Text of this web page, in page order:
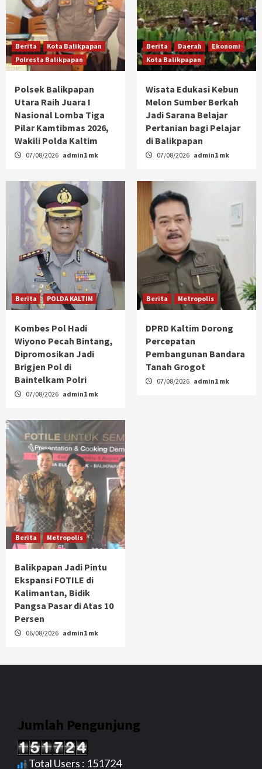
Berita
Kota Balikpapan
Polresta Balikpapan
Polsek Balikpapan
Utara Raih Juara I
Nasional Lomba Tiga
Pilar Kamtibmas 2026,
Wakili Polda Kaltim
07/08/2026 admin1 mk
Berita Daerah
Ekonomi
Kota Balikpapan
Wisata Edukasi Kebun
Melon Sumber Berkah
Jadi Sarana Belajar
Pertanian bagi Pelajar
di Balikpapan
07/08/2026 admin1 mk
Berita POLDA KALTIM
Kombes Pol Hadi
Wiyono Pecah Bintang,
Dipromosikan Jadi
Brigjen Pol di
Baintelkam Polri
07/08/2026 admin1 mk
Berita Metropolis
DPRD Kaltim Dorong
Percepatan
Pembangunan Bandara
Tanah Grogot
07/08/2026 admin1 mk
Berita Metropolis
Balikpapan Jadi Pintu
Ekspansi FOTILE di
Kalimantan, Bidik
Pangsa Pasar di Atas 10
Persen
06/08/2026 admin1 mk
Jumlah Pengunjung
Total Users : 151724